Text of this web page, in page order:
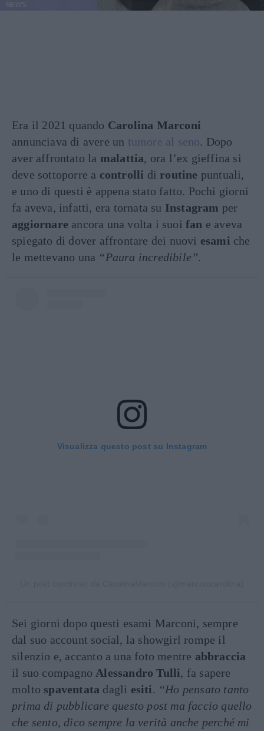
Era il 2021 quando Carolina Marconi
annunciava di avere un tumore al seno. Dopo
aver affrontato la malattia, ora l’ex gieffina si
deve sottoporre a controlli di routine puntuali,
e uno di questi è appena stato fatto. Pochi giorni
fa aveva, infatti, era tornata su Instagram per
aggiornare ancora una volta i suoi fan e aveva
spiegato di dover affrontare dei nuovi esami che
le mettevano una “Paura incredibile”.
Visualizza questo post su Instagram
Sei giorni dopo questi esami Marconi, sempre
dal suo account social, la showgirl rompe il
silenzio e, accanto a una foto mentre abbraccia
il suo compagno Alessandro Tulli, fa sapere
molto spaventata dagli esiti. “Ho pensato tanto
prima di pubblicare questo post ma faccio quello
che sento, dico sempre la verità anche perché mi